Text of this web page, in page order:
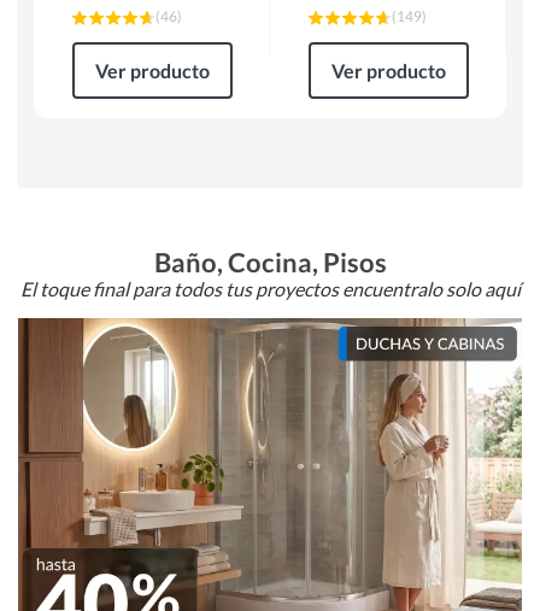
(46)
Ver producto
(149)
Ver producto
Baño, Cocina, Pisos
El toque final para todos tus proyectos encuentralo solo aquí